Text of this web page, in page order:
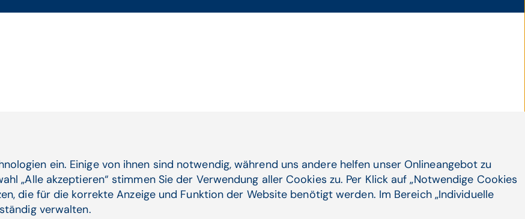
ein. Einige von ihnen sind notwendig, während uns andere helfen unser Onlineangebot zu
„Alle akzeptieren“ stimmen Sie der Verwendung aller Cookies zu. Per Klick auf „Notwendige Cookies
die für die korrekte Anzeige und Funktion der Website benötigt werden. Im Bereich „Individuelle
verwalten.